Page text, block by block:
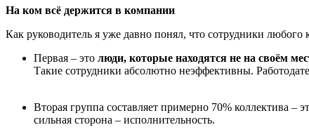
На ком всё держится в компании
Как руководитель я уже давно понял, что сотрудники любого
Первая – это люди, которые находятся не на своём
Такие сотрудники абсолютно неэффективны.
Вторая группа составляет примерно 70% коллектива –
сильная сторона – исполнительность.